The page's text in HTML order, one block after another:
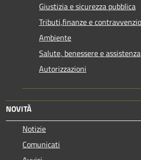
Giustizia e sicurezza pubblica
Tributi,finanze e
Ambiente
Salute, benessere e assistenza
Autorizzazioni
NOVITÀ
Notizie
Comunicati